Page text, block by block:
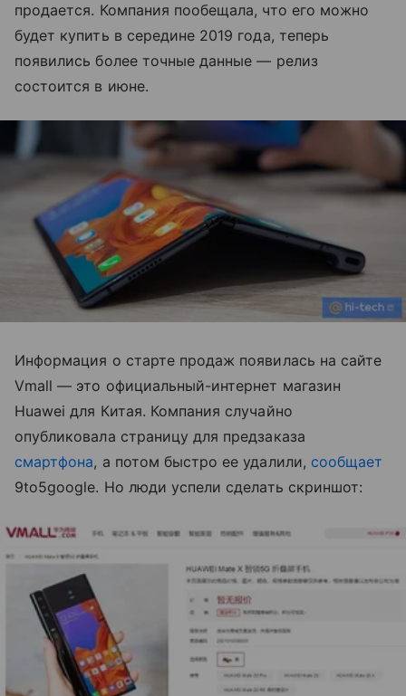
продается. Компания пообещала, что его можно
будет купить в середине 2019 года, теперь
появились более точные данные — релиз
состоится в июне.
Информация о старте продаж появилась на сайте
Vmall — это официальный-интернет магазин
Huawei для Китая. Компания случайно
опубликовала страницу для предзаказа
смартфона, а потом быстро ее удалили, сообщает
9to5google. Но люди успели сделать скриншот: